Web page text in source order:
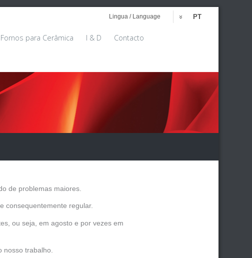
Lingua / Language
PT
Fornos para Cerâmica I & D Contacto
de problemas maiores.
consequentemente regular.
ou seja, em agosto e por vezes em
trabalho.